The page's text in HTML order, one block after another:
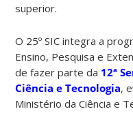
superior.
O 25º SIC integra a
Ensino, Pesquisa e
de fazer parte da 12ª
Ciência e Tecnologia,
Ministério da Ciência e